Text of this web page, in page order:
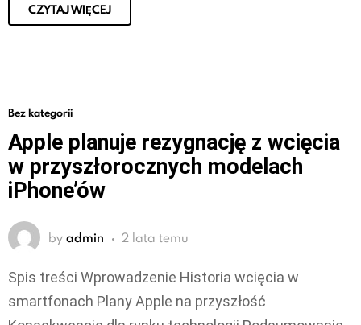
CZYTAJ WIĘCEJ
Bez kategorii
Apple planuje rezygnację z wcięcia
w przyszłorocznych modelach
iPhone’ów
by admin 2 lata temu
Spis treści Wprowadzenie Historia wcięcia w
smartfonach Plany Apple na przyszłość